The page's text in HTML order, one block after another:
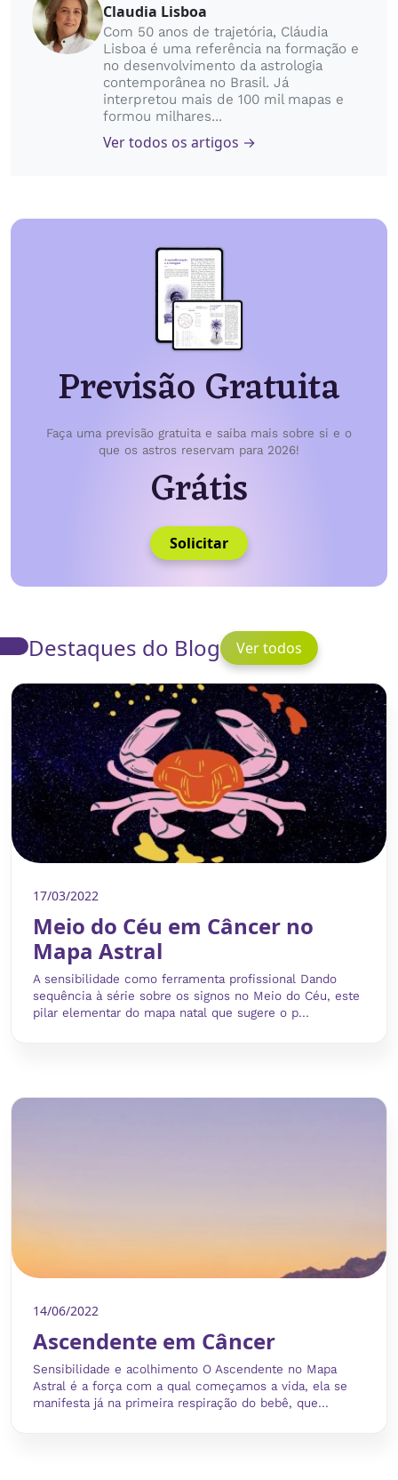
Claudia Lisboa
Com 50 anos de trajetória, Cláudia
Lisboa é uma referência na formação e
no desenvolvimento da astrologia
contemporânea no Brasil. Já
interpretou mais de 100 mil mapas e
formou milhares...
Ver todos os artigos →
Previsão Gratuita
Faça uma previsão gratuita e saiba mais sobre si e o
que os astros reservam para 2026!
Grátis
Solicitar
Destaques do Blog Ver todos
17/03/2022
Meio do Céu em Câncer no
Mapa Astral
A sensibilidade como ferramenta profissional Dando
sequência à série sobre os signos no Meio do Céu, este
pilar elementar do mapa natal que sugere o p...
14/06/2022
Ascendente em Câncer
Sensibilidade e acolhimento O Ascendente no Mapa
Astral é a força com a qual começamos a vida, ela se
manifesta já na primeira respiração do bebê, que...